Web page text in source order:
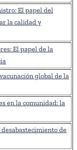
El papel del
la calidad y
El papel de la
global de la
en la comunidad: la
de